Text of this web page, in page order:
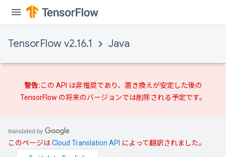
TensorFlow v2.16.1 Java
警告:この API は非推奨であり、 置き換えが安定した後の
TensorFlow の将来のバージョンでは削除される予定です。
このページはCloud Translation API によって翻訳されました。